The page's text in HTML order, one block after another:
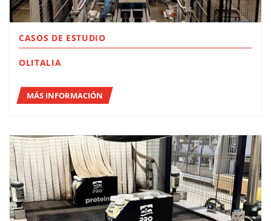
CASOS DE ESTUDIO
OLITALIA
MÁS INFORMACIÓN